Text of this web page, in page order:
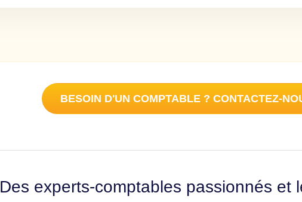
BESOIN D'UN COMPTABLE ? CONTACTEZ-
Des experts-comptables passionnés et